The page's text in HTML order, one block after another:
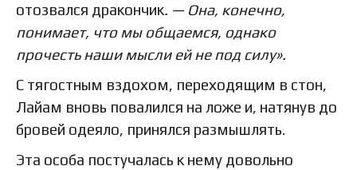
отозвался дракончик. — Она, конечно,
понимает, что мы общаемся, однако
прочесть наши мысли ей не под силу».
С тягостным вздохом, переходящим в стон,
Лайам вновь повалился на ложе и, натянув до
бровей одеяло, принялся размышлять.
Эта особа постучалась к нему довольно